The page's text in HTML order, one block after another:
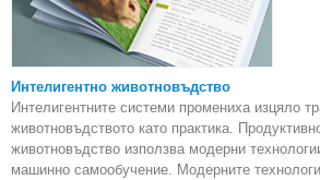
Интелигентно животновъдство
Интелигентните системи промениха изцяло
животновъдството като практика.
животновъдство използва модерни
машинно самообучение. Модерните